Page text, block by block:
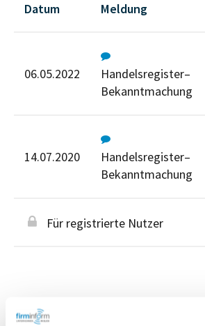
Datum Meldung
06.05.2022
Handelsregister–
Bekanntmachung
14.07.2020
Handelsregister–
Bekanntmachung
Für registrierte Nutzer